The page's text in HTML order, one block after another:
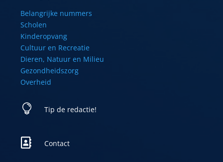
Belangrijke nummers
Scholen
Kinderopvang
Cultuur en Recreatie
Dieren, Natuur en Milieu
Gezondheidszorg
Overheid
 Tip de redactie!
 Contact